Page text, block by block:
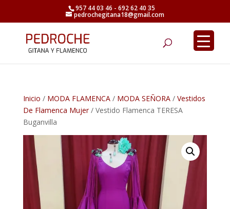
957 44 03 46 - 692 62 40 35
pedrochegitana18@gmail.com
Inicio / MODA FLAMENCA/ MODA SEÑORA/ Vestidos
De Flamenca Mujer/ Vestido Flamenca TERESA
Buganvilla